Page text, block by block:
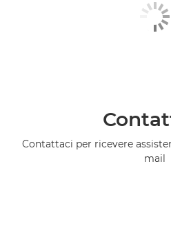
Contattaci per ricevere
mail